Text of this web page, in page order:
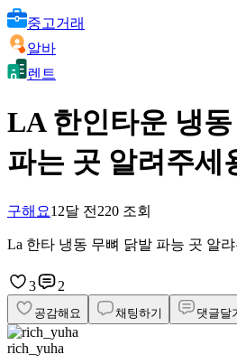
중고거래
알바
렌트
LA 한인타운 냉
파는 곳 알려주세
구해요12달 전 220 조회
La 한타 냉동 무뼈 닭발 파능 곳 알
3 2
공감해요 채팅하기 댓글달
rich_yuha